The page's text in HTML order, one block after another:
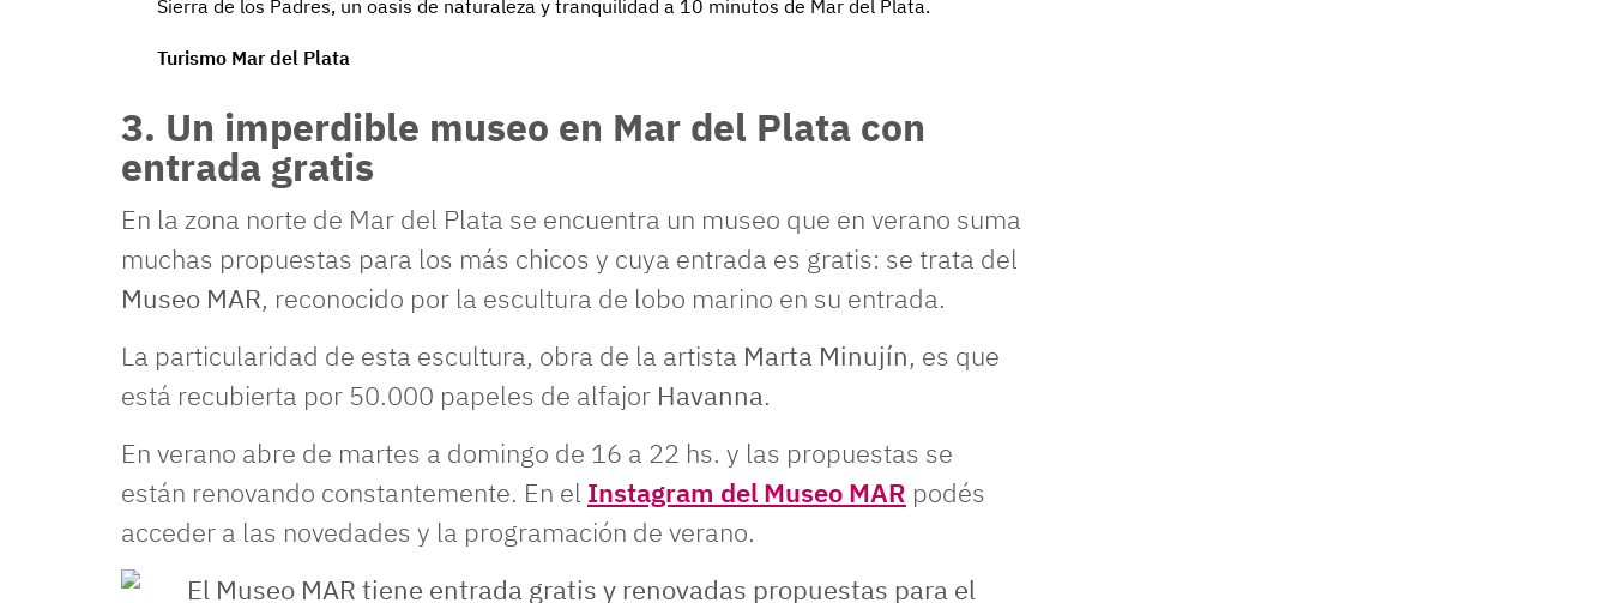
Sierra de los Padres, un oasis de naturaleza y tranquilidad a 10 minutos de Mar del Plata.
Turismo Mar del Plata
3. Un imperdible museo en Mar del Plata con
entrada gratis
En la zona norte de Mar del Plata se encuentra un museo que en verano suma
muchas propuestas para los más chicos y cuya entrada es gratis: se trata del
Museo MAR, reconocido por la escultura de lobo marino en su entrada.
La particularidad de esta escultura, obra de la artista Marta Minujín, es que
está recubierta por 50.000 papeles de alfajor Havanna.
En verano abre de martes a domingo de 16 a 22 hs. y las propuestas se
están renovando constantemente. En el Instagram del Museo MAR podés
acceder a las novedades y la programación de verano.